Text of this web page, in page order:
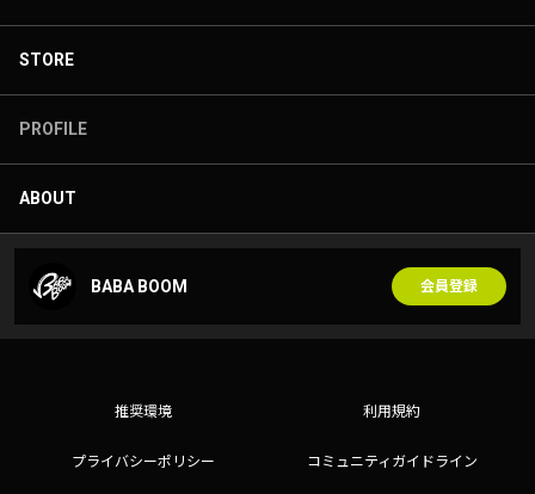
STORE
PROFILE
ABOUT
BABA BOOM 会員登録
推奨環境 利用規約
プライバシーポリシー コミュニティガイドライン